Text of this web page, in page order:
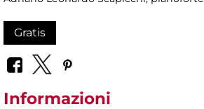
Gratis
Informazioni